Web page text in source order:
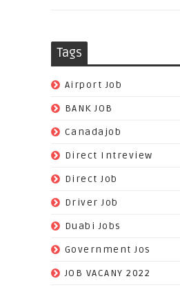
Tags
Airport Job
BANK JOB
Canadajob
Direct Intreview
Direct Job
Driver Job
Duabi Jobs
Government Jos
JOB VACANY 2022